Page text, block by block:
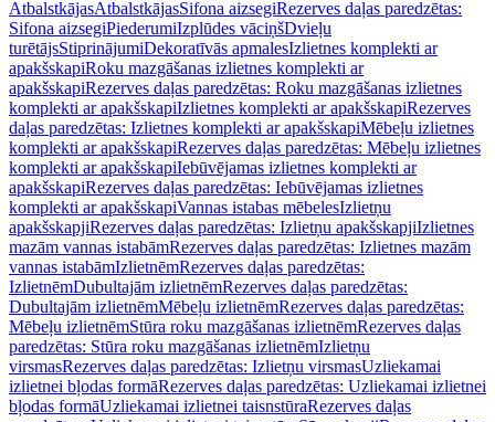
AtbalstkājasAtbalstkājasSifona aizsegiRezerves daļas paredzētas:
Sifona aizsegiPiederumiIzplūdes vāciņšDvieļu
turētājsStiprinājumiDekoratīvās apmalesIzlietnes komplekti ar
apakšskapiRoku mazgāšanas izlietnes komplekti ar
apakšskapiRezerves daļas paredzētas: Roku mazgāšanas izlietnes
komplekti ar apakšskapiIzlietnes komplekti ar apakšskapiRezerves
daļas paredzētas: Izlietnes komplekti ar apakšskapiMēbeļu izlietnes
komplekti ar apakšskapiRezerves daļas paredzētas: Mēbeļu izlietnes
komplekti ar apakšskapiIebūvējamas izlietnes komplekti ar
apakšskapiRezerves daļas paredzētas: Iebūvējamas izlietnes
komplekti ar apakšskapiVannas istabas mēbelesIzlietņu
apakšskapjiRezerves daļas paredzētas: Izlietņu apakšskapjiIzlietnes
mazām vannas istabāmRezerves daļas paredzētas: Izlietnes mazām
vannas istabāmIzlietnēmRezerves daļas paredzētas:
IzlietnēmDubultajām izlietnēmRezerves daļas paredzētas:
Dubultajām izlietnēmMēbeļu izlietnēmRezerves daļas paredzētas:
Mēbeļu izlietnēmStūra roku mazgāšanas izlietnēmRezerves daļas
paredzētas: Stūra roku mazgāšanas izlietnēmIzlietņu
virsmasRezerves daļas paredzētas: Izlietņu virsmasUzliekamai
izlietnei bļodas formāRezerves daļas paredzētas: Uzliekamai izlietnei
bļodas formāUzliekamai izlietnei taisnstūraRezerves daļas